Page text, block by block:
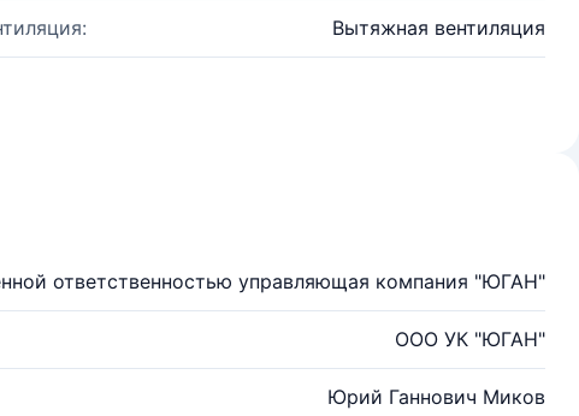
Вытяжная вентиляция
ответственностью управляющая компания "ЮГАН"
ООО УК "ЮГАН"
Юрий Ганнович Миков